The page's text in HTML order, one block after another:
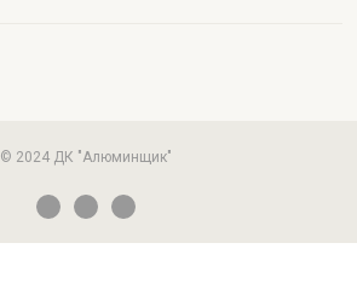
© 2024 ДК "Алюминщик"